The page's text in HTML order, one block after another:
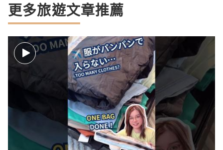
更多旅遊文章推薦